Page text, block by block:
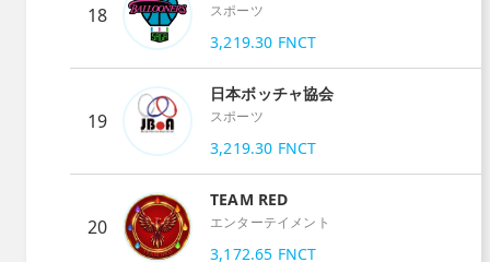
18 スポーツ
3,219.30 FNCT
19
日本ボッチャ協会
スポーツ
3,219.30 FNCT
20
TEAM RED
エンターテイメント
3,172.65 FNCT